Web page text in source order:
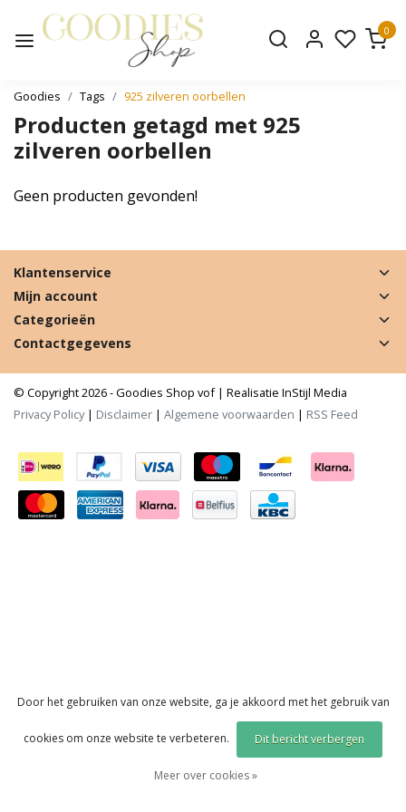
0
Goodies Tags 925 zilveren oorbellen
Producten getagd met 925
zilveren oorbellen
Geen producten gevonden!
Klantenservice
Mijn account
Categorieën
Contactgegevens
© Copyright 2026 - Goodies Shop vof | Realisatie InStijl Media
Privacy Policy| Disclaimer | Algemene voorwaarden | RSS Feed
Door het gebruiken van onze website, ga je akkoord met het gebruik van
cookies om onze website te verbeteren. Dit bericht verbergen
Meer over cookies »